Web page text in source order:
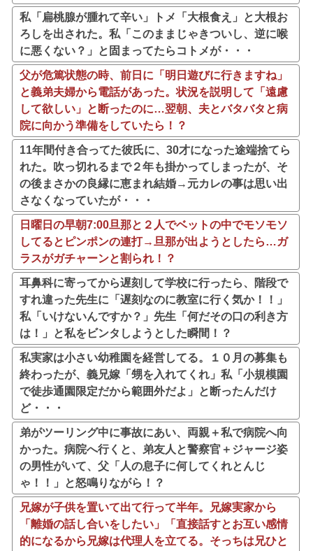
私「扁桃腺が腫れて辛い」トメ「大根食え」と大根お
ろしを出された。私「このままじゃきついし、逆に喉
に悪くない？」と固まってたらコトメが・・・
父が危篤状態の時、前日に「明日遊びに行きますね」
と義弟夫婦から電話があった。状況を説明して「遠慮
して欲しい」と断ったのに…翌朝、夫とバタバタと病
院に向かう準備をしていたら！？
11年間付き合ってた彼氏に、30才になった途端捨てら
れた。吹っ切れるまで２年も掛かってしまったが、そ
の後まさかの良縁に恵まれ結婚→元カレの事は思い出
さなくなっていたが・・・
日曜日の早朝7:00旦那と２人でベットの中でモソモソ
してるとピンポンの連打→旦那が出ようとしたら…ガ
ラスがガチャーンと割られ！？
耳鼻科に寄ってから遅刻して学校に行ったら、階段で
すれ違った先生に「遅刻なのに教室に行く気か！！」
私「いけないんですか？」先生「何だその口の利き方
は！」と私をビンタしようとした瞬間！？
私実家は小さい幼稚園を経営してる。１０月の募集も
終わったが、義兄嫁「甥を入れてくれ」私「小規模園
で徒歩通園限定だから範囲外だよ」と断ったんだけ
ど・・・
弟がツーリング中に事故にあい、両親＋私で病院へ向
かった。病院へ行くと、弟友人と警察官＋ジャージ姿
の男性がいて、父「人の息子に何してくれとんじ
ゃ！！」と怒鳴りながら！？
兄嫁が子供を置いて出て行って半年。兄嫁実家から
「離婚の話し合いをしたい」「直接話すとお互い感情
的になるから兄嫁は代理人を立てる。そっちは兄ひと